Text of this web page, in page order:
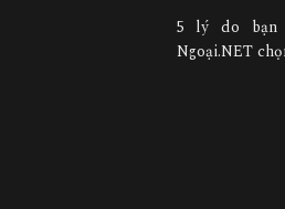
5 lý do bạn
Ngoại.NET